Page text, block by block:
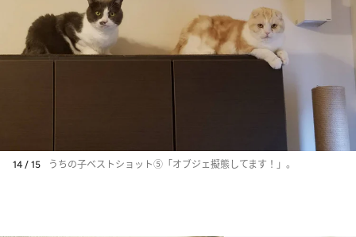
14 / 15 うちの子ベストショット⑤「オブジェ擬態してます！」。